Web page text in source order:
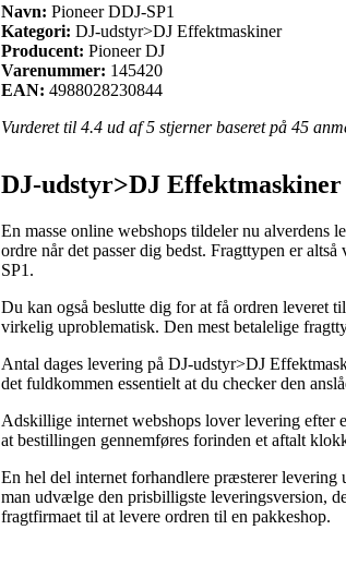
Navn: Pioneer DDJ-SP1
Kategori: DJ-udstyr>DJ Effektmaskiner
Producent: Pioneer DJ
Varenummer: 145420
EAN: 4988028230844
Vurderet til 4.4 ud af 5 stjerner baseret på 45
DJ-udstyr>DJ
En masse online webshops tildeler nu alverdens
ordre når det passer dig bedst. Fragttypen er
SP1.
Du kan også beslutte dig for at få ordren leveret
virkelig uproblematisk. Den mest betalelige
Antal dages levering på DJ-udstyr>DJ
det fuldkommen essentielt at du checker den
Adskillige internet webshops lover levering efter
at bestillingen gennemføres forinden et aftalt
En hel del internet forhandlere præsterer levering
man udvælge den prisbilligste leveringsversion,
fragtfirmaet til at levere ordren til en pakkeshop.